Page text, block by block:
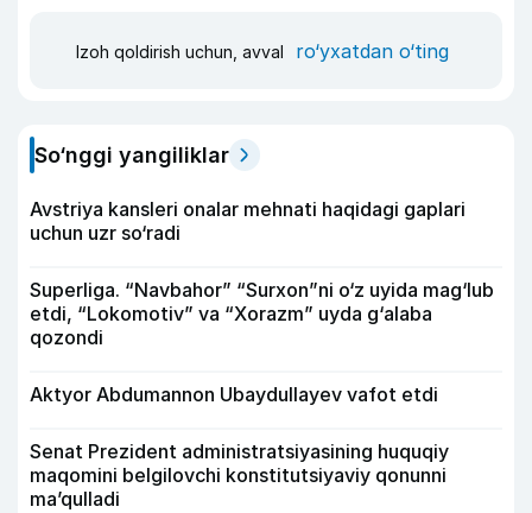
Izoh qoldirish uchun, avval ro‘yxatdan o‘ting
So‘nggi yangiliklar
Avstriya kansleri onalar mehnati haqidagi gaplari
uchun uzr so‘radi
Superliga. “Navbahor” “Surxon”ni o‘z uyida mag‘lub
etdi, “Lokomotiv” va “Xorazm” uyda g‘alaba
qozondi
Aktyor Abdu­mannon Ubaydullayev vafot etdi
Senat Prezident administratsiyasining huquqiy
maqomini belgilovchi konstitutsiyaviy qonunni
ma’qulladi